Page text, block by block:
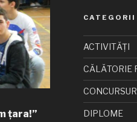
țara!”
CATEGORII
ACTIVITĂȚI
CĂLĂTORIE
DIPLOME